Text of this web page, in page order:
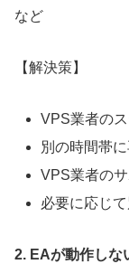
など
【解決策】
VPS業者の
別の時間帯
VPS業者の
必要に応じ
2. EAが動作しな